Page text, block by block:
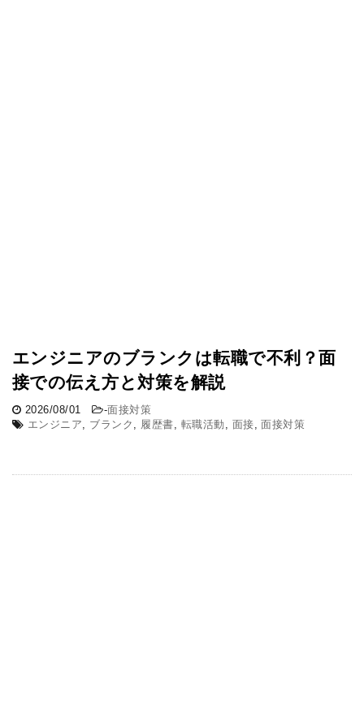
エンジニアのブランクは転職で不利？面
接での伝え方と対策を解説
2026/08/01 -面接対策
エンジニア
ブランク 履歴書 転職活動 面接 ,面接対策